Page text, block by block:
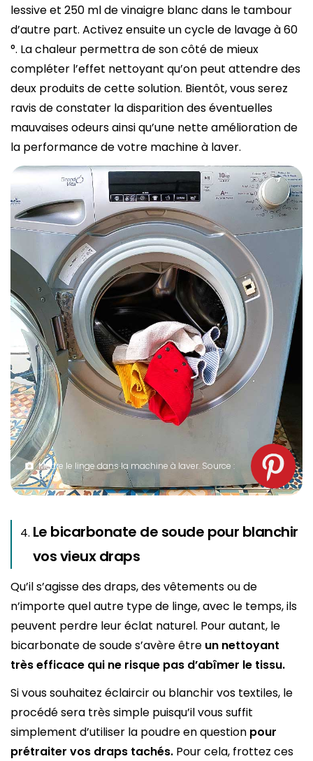
lessive et 250 ml de vinaigre blanc dans le tambour
d’autre part. Activez ensuite un cycle de lavage à 60
°. La chaleur permettra de son côté de mieux
compléter l’effet nettoyant qu’on peut attendre des
deux produits de cette solution. Bientôt, vous serez
ravis de constater la disparition des éventuelles
mauvaises odeurs ainsi qu’une nette amélioration de
la performance de votre machine à laver.
Mettre le linge dans la machine à laver. Source :
Spm
Le bicarbonate de soude pour blanchir
vos vieux draps
Qu’il s’agisse des draps, des vêtements ou de
n’importe quel autre type de linge, avec le temps, ils
peuvent perdre leur éclat naturel. Pour autant, le
bicarbonate de soude s’avère être un nettoyant
très efficace qui ne risque pas d’abîmer le tissu.
Si vous souhaitez éclaircir ou blanchir vos textiles, le
procédé sera très simple puisqu’il vous suffit
simplement d’utiliser la poudre en question pour
prétraiter vos draps tachés. Pour cela, frottez ces